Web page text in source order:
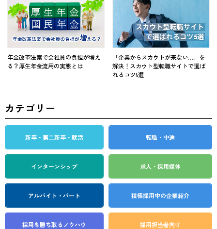
年金改革法案で会社員の負担が増え
る？厚生年金流用の実態とは
「企業からスカウトが来ない…」を
解決！スカウト型転職サイトで選ば
れるコツ5選
カテゴリー
新卒・第二新卒・就活 転職・中途
インターンシップ 求人・採用媒体
アルバイト・パート 積極採用中の企業紹介
採用を勝ち取る ノウハウ 採用担当者向け